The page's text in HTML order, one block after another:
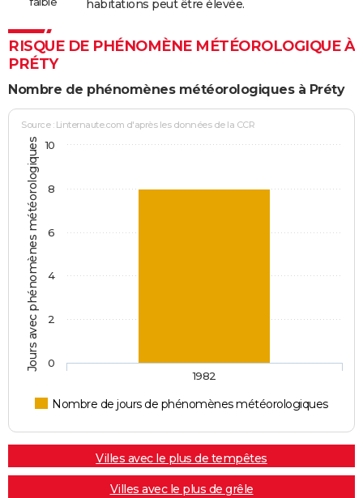
habitations peut être élevée.
RISQUE DE PHÉNOMÈNE MÉTÉOROLOGIQUE À
PRÉTY
Nombre de phénomènes météorologiques à Préty
Jours avec phénomènes météorologiques
Source : Linternaute.com d'après les données de la CCR
Nombre de jours de phénomènes météorologiques
1982
0
2
4
6
8
10
Villes avec le plus de tempêtes
Villes avec le plus de grêle